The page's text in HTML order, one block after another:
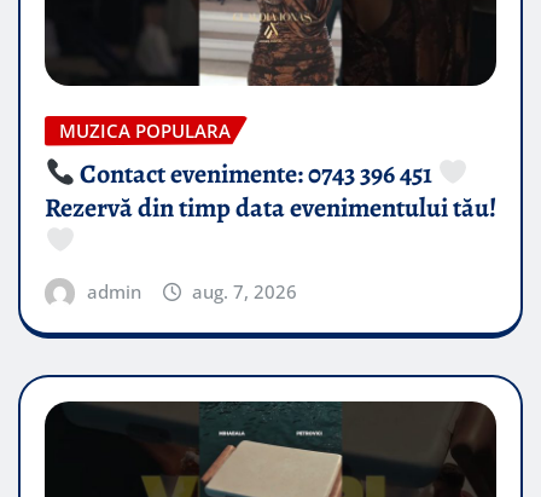
MUZICA POPULARA
Contact evenimente: 0743 396 451
Rezervă din timp data evenimentului tău!
admin aug. 7, 2026